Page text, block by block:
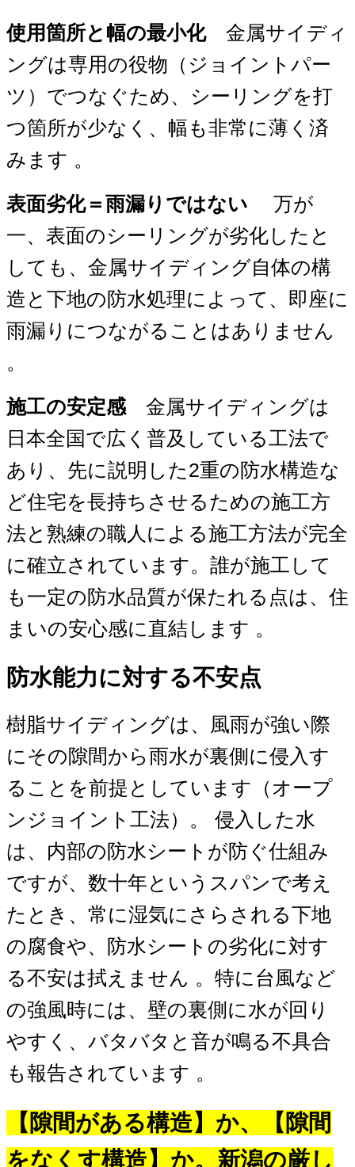
使用箇所と幅の最小化 金属サイディ
ングは専用の役物（ジョイントパー
ツ）でつなぐため、シーリングを打
つ箇所が少なく、幅も非常に薄く済
みます 。
表面劣化＝雨漏りではない
万が
一、表面のシーリングが劣化したと
しても、金属サイディング自体の構
造と下地の防水処理によって、即座に
雨漏りにつながることはありません
。
施工の安定感 金属サイディングは
日本全国で広く普及している工法で
あり、先に説明した2重の防水構造な
ど住宅を長持ちさせるための施工方
法と熟練の職人による施工方法が完全
に確立されています。誰が施工して
も一定の防水品質が保たれる点は、住
まいの安心感に直結します 。
防水能力に対する不安点
樹脂サイディングは、風雨が強い際
にその隙間から雨水が裏側に侵入す
ることを前提としています（オープ
ンジョイント工法）。 侵入した水
は、内部の防水シートが防ぐ仕組み
ですが、数十年というスパンで考え
たとき、常に湿気にさらされる下地
の腐食や、防水シートの劣化に対す
る不安は拭えません 。特に台風など
の強風時には、壁の裏側に水が回り
やすく、バタバタと音が鳴る不具合
も報告されています 。
【隙間がある構造】か、【隙間
をなくす構造】か。新潟の厳し